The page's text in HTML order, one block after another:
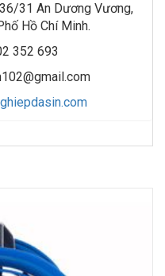
31 An Dương Vương,
Hồ Chí Minh.
352 693